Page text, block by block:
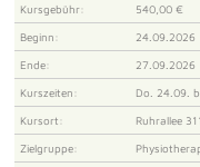
Kursgebühr: 540,00 €
Beginn: 24.09.2026
Ende: 27.09.2026
Kurszeiten: Do. 24.09.
Kursort: Ruhrallee
Zielgruppe: